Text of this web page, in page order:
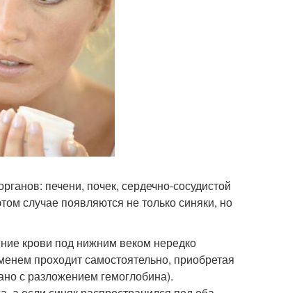
печени, почек, сердечно-сосудистой
случае появляются не только синяки, но
крови под нижним веком нередко
проходит самостоятельно, приобретая
с разложением гемоглобина).